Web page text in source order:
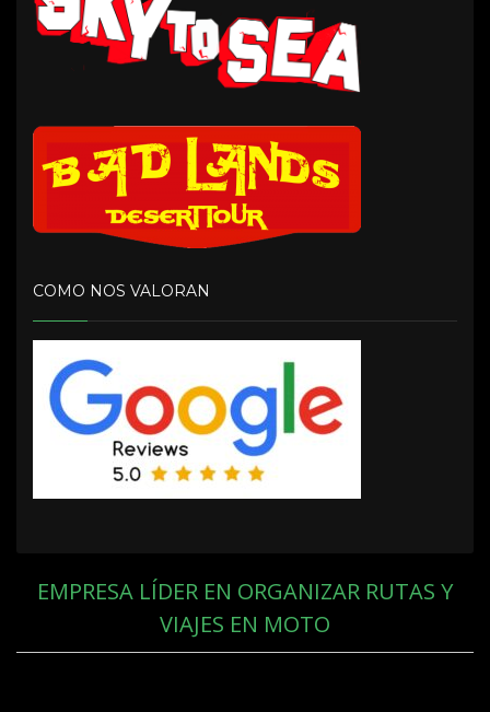
COMO NOS VALORAN
EMPRESA LÍDER EN ORGANIZAR RUTAS Y
VIAJES EN MOTO